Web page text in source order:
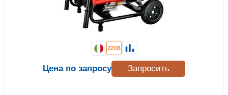
220В
Цена по запросу Запросить